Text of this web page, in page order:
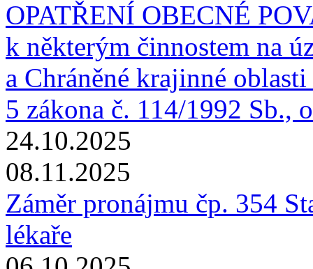
OPATŘENÍ OBECNÉ
k některým činnostem na
a Chráněné krajinné
5 zákona č. 114/1992 Sb.,
24.10.2025
08.11.2025
Záměr pronájmu čp. 354
lékaře